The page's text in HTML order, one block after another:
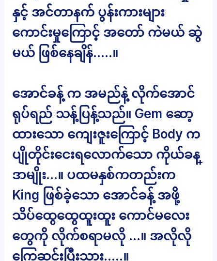
နှင့် အင်တာနက် ပွန်းကားများ
ကောင်းမှုကြောင့် အတော် ကဲမယ် ဆွဲ
မယ် ဖြစ်နေချိန်…..။
အောင်ခန့် က အမည်နဲ့ လိုက်အောင်
ရုပ်ရည် သန့်ပြန့်သည်။ Gem ဆော့
ထားသော ကျေးဇူးကြောင့် Body က
ပျိုတိုင်းငေးရလောက်သော ကိုယ်ခန္
ဒာမျိုး…။ ပထမနှစ်ကတည်းက
King ဖြစ်ခဲ့သော အောင်ခန့် အဖို့
သိပ်ထွေထွေထူးထူး ကောင်မလေး
တွေကို လိုက်စရာမလို …။ အလိုလို
ကြွေဆင်းပြီးသား…..။